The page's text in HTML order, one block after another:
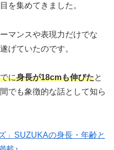
を集めてきました。
マンスや表現力だけでな
げていたのです。
に身長が18cmも伸びたと
でも象徴的な話として知ら
」SUZUKAの身長・年齢と